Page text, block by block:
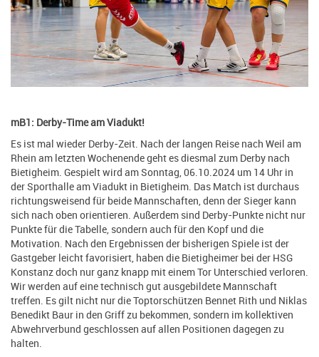
mB1: Derby-Time am Viadukt!
Es ist mal wieder Derby-Zeit. Nach der langen Reise nach Weil am
Rhein am letzten Wochenende geht es diesmal zum Derby nach
Bietigheim. Gespielt wird am Sonntag, 06.10.2024 um 14 Uhr in
der Sporthalle am Viadukt in Bietigheim. Das Match ist durchaus
richtungsweisend für beide Mannschaften, denn der Sieger kann
sich nach oben orientieren. Außerdem sind Derby-Punkte nicht nur
Punkte für die Tabelle, sondern auch für den Kopf und die
Motivation. Nach den Ergebnissen der bisherigen Spiele ist der
Gastgeber leicht favorisiert, haben die Bietigheimer bei der HSG
Konstanz doch nur ganz knapp mit einem Tor Unterschied verloren.
Wir werden auf eine technisch gut ausgebildete Mannschaft
treffen. Es gilt nicht nur die Toptorschützen Bennet Rith und Niklas
Benedikt Baur in den Griff zu bekommen, sondern im kollektiven
Abwehrverbund geschlossen auf allen Positionen dagegen zu
halten.